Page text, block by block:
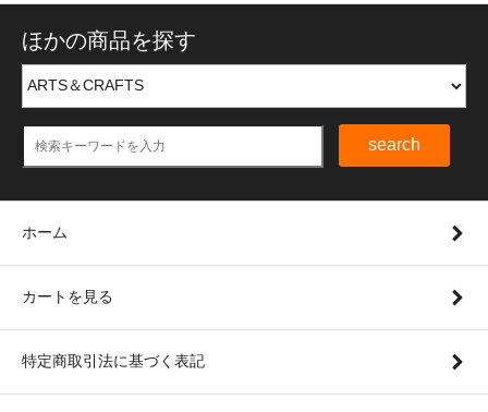
ほかの商品を探す
search
ホーム
カートを見る
特定商取引法に基づく表記